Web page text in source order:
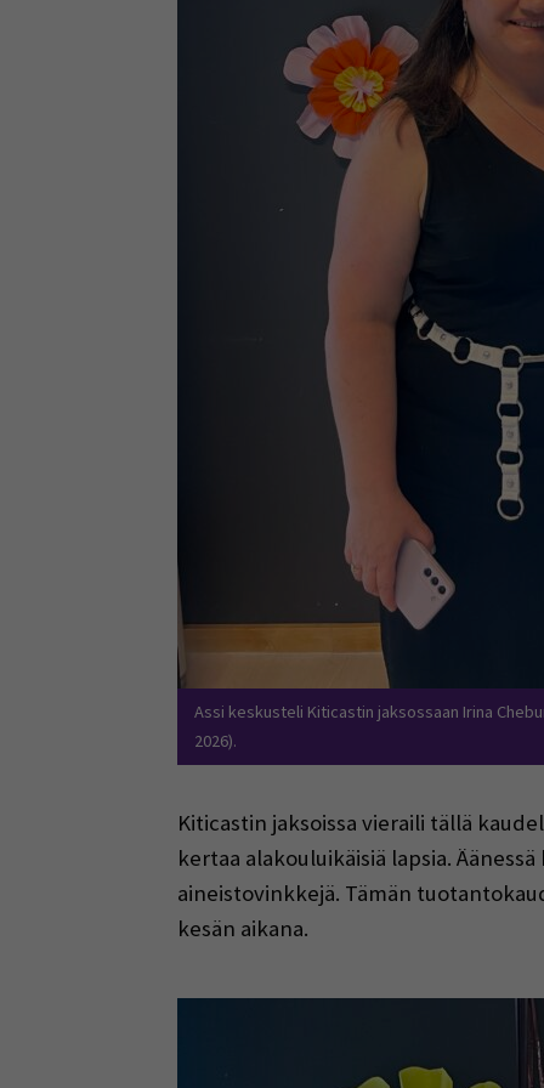
Assi keskusteli Kiticastin jaksossaan Irina
2026).
Kiticastin jaksoissa vieraili tällä
kertaa alakouluikäisiä lapsia.
aineistovinkkejä. Tämän
kesän aikana.